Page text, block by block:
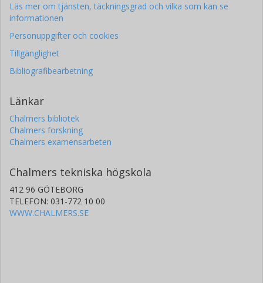
Läs mer om tjänsten, täckningsgrad och vilka som kan se
informationen
Personuppgifter och cookies
Tillgänglighet
Bibliografibearbetning
Länkar
Chalmers bibliotek
Chalmers forskning
Chalmers examensarbeten
Chalmers tekniska högskola
412 96 GÖTEBORG
TELEFON: 031-772 10 00
WWW.CHALMERS.SE